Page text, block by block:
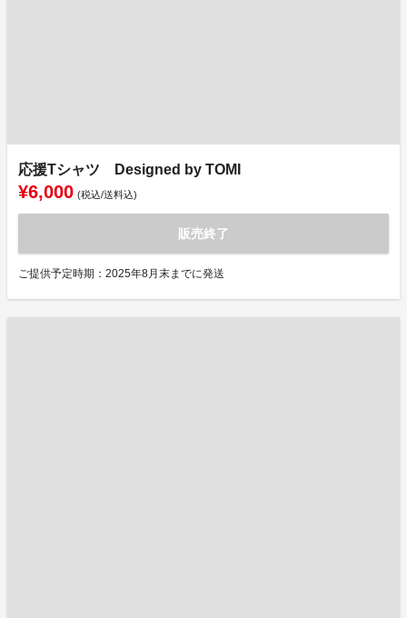
応援Tシャツ Designed by TOMI
¥6,000 (税込/送料込)
販売終了
ご提供予定時期：2025年8月末までに発送